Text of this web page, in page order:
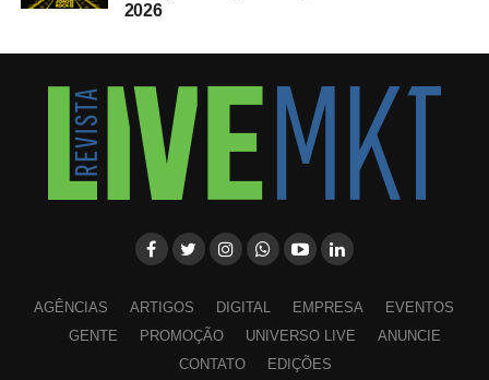
2026
AGÊNCIAS ARTIGOS DIGITAL EMPRESA
EVENTOS
GENTE
PROMOÇÃO UNIVERSO LIVE
ANUNCIE
CONTATO
EDIÇÕES